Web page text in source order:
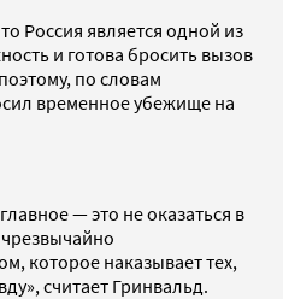
Россия является одной из
и готова бросить вызов
по словам
временное убежище на
— это не оказаться в
которое наказывает тех,
считает Гринвальд.